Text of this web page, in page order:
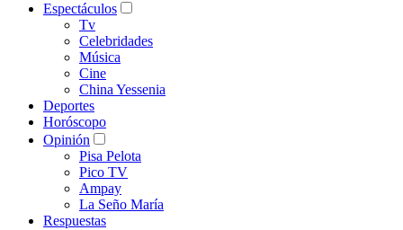
Espectáculos
Tv
Celebridades
Música
Cine
China Yessenia
Deportes
Horóscopo
Opinión
Pisa Pelota
Pico TV
Ampay
La Seño María
Respuestas